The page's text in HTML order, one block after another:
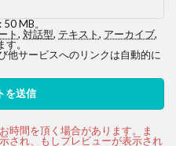
MB。
ト, 対話型, テキスト, アーカイブ,
す。
サービスへのリンクは自動的に